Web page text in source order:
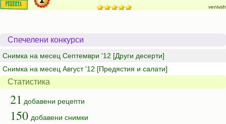
venivsh
Спечелени конкурси
Снимка на месец Септември '12 [Други десерти]
Снимка на месец Август '12 [Предястия и салати]
Статистика
21 добавени рецепти
150 добавени снимки